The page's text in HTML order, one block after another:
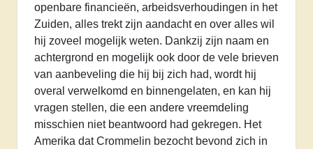
openbare financieën, arbeidsverhoudingen in het
Zuiden, alles trekt zijn aandacht en over alles wil
hij zoveel mogelijk weten. Dankzij zijn naam en
achtergrond en mogelijk ook door de vele brieven
van aanbeveling die hij bij zich had, wordt hij
overal verwelkomd en binnengelaten, en kan hij
vragen stellen, die een andere vreemdeling
misschien niet beantwoord had gekregen. Het
Amerika dat Crommelin bezocht bevond zich in